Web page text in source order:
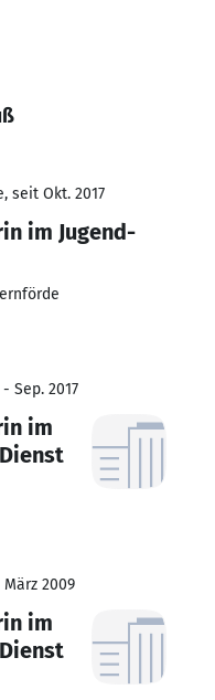
seit Okt. 2017
im Jugend-
Sep. 2017
im
2009
im